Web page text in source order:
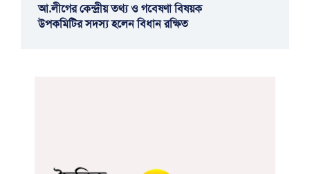
আ.লীগের কেন্দ্রীয় তথ্য ও গবেষণা বিষয়ক
উপকমিটির সদস্য হলেন বিধান রক্ষিত